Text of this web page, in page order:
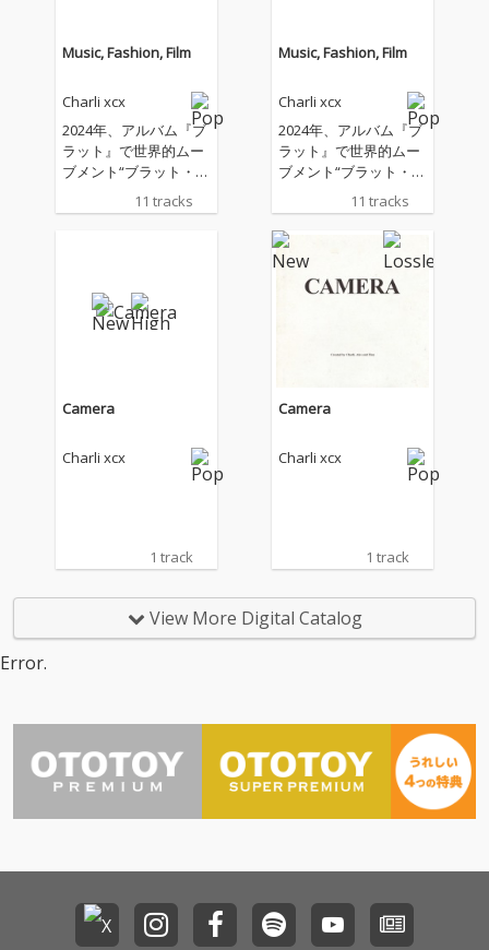
Music, Fashion, Film
Charli xcx
2024年、アルバム『ブ
ラット』で世界的ムー
ブメント“ブラット・サ
マー”を巻き起こし、音
楽やファッション、イ
チャーリーxcxが最新
作『ミュージック・フ
を告げたチャーリーｘ
ｃｘの新しい時代は何
マにし、文字通り“音
ラブカルチャー／ダン
荒々しく歪んだギター
には、『ミュージッ
ク・ファッション・フ
ィルム』を象徴するジ
の３人が登場。３人の
ーxcxの存在を確かに
感じさせるヴィヴィッ
11 tracks
Music, Fashion, Film
Charli xcx
2024年、アルバム『ブ
ラット』で世界的ムー
ブメント“ブラット・サ
マー”を巻き起こし、音
楽やファッション、イ
ンターネットカルチャ
ーを横断しながら時代
そのものを塗り替えた
チャーリーxcxが最新
ム』をリリース！ “ブ
を告げたチャーリーｘ
ｃｘの新しい時代は何
マにし、文字通り“音
ラブカルチャー／ダン
荒々しく歪んだギター
ルバムのアートワーク
には、『ミュージッ
ク・ファッション・フ
ィルム』を象徴するジ
の３人が登場。３人の
ーxcxの存在を確かに
感じさせるヴィヴィッ
11 tracks
Camera
Charli xcx
1 track
Camera
Charli xcx
1 track
View More Digital Catalog
Error.